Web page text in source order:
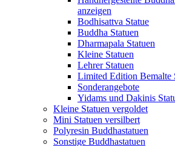
anzeigen
Bodhisattva Statue
Buddha Statuen
Dharmapala Statuen
Kleine Statuen
Lehrer Statuen
Limited Edition Bemalte
Sonderangebote
Yidams und Dakinis
Kleine Statuen vergoldet
Mini Statuen versilbert
Polyresin Buddhastatuen
Sonstige Buddhastatuen